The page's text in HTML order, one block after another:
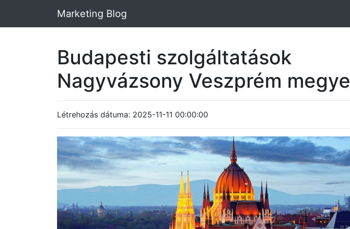
Marketing Blog
Budapesti szolgáltatások
Nagyvázsony Veszprém megye
Létrehozás dátuma: 2025-11-11 00:00:00